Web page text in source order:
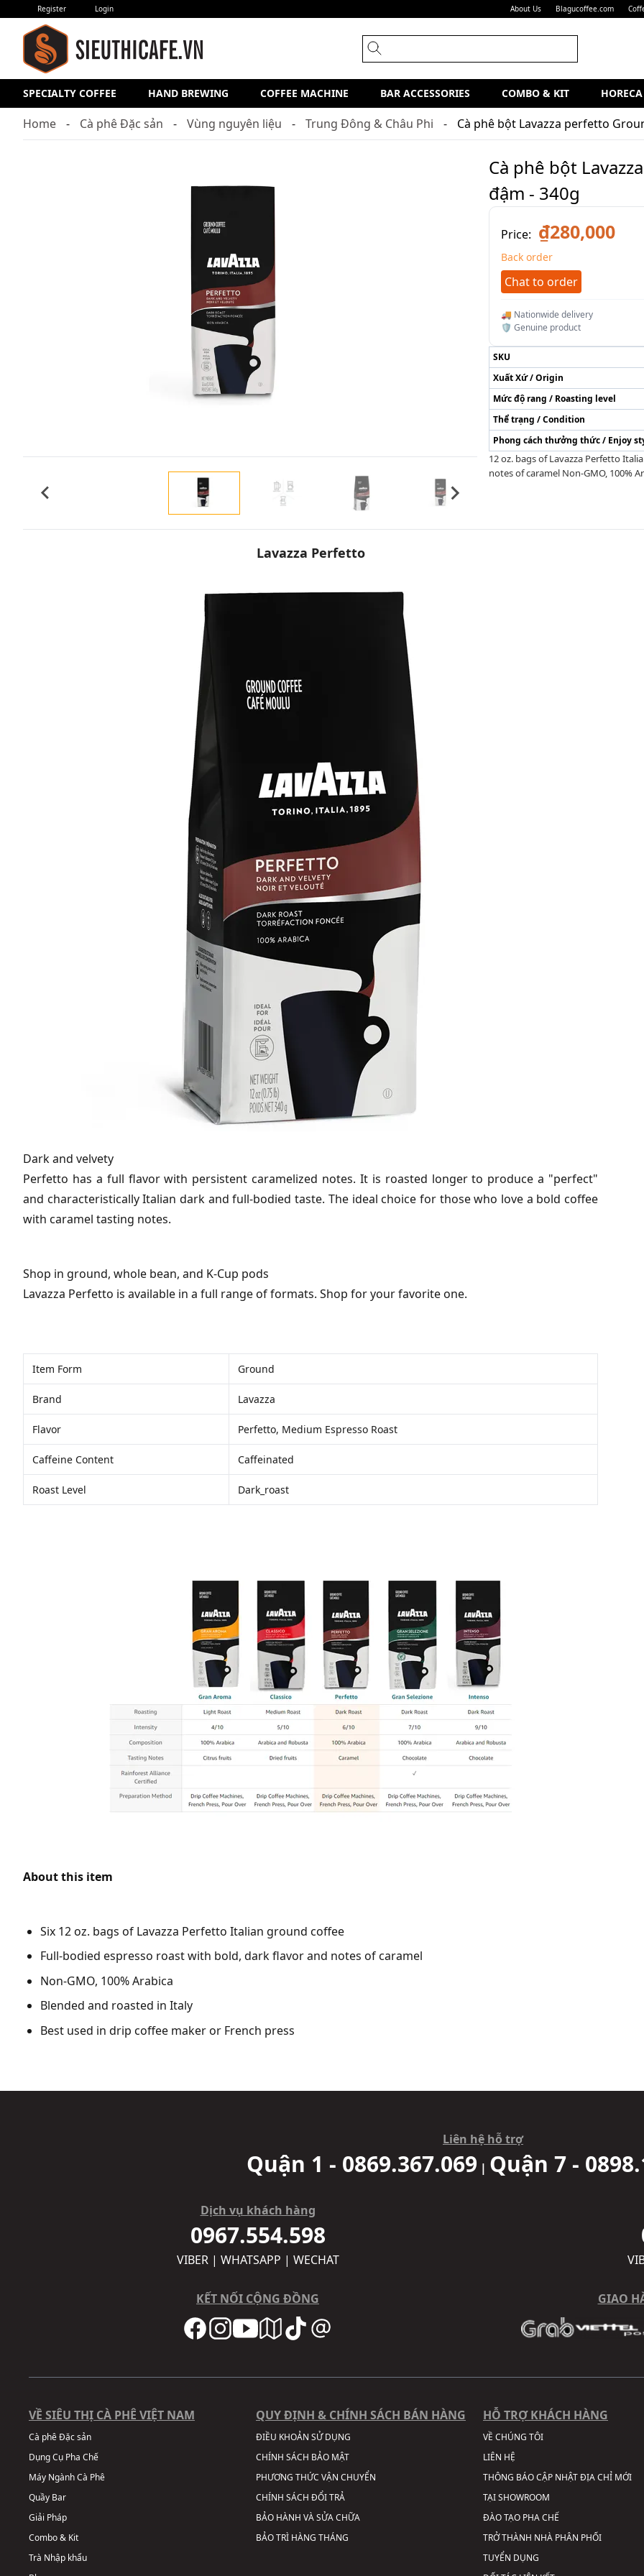
Register Login About Us Blagucoffee.com
SPECIALTY COFFEE HAND BREWING COFFEE MACHINE BAR ACCESSORIES COMBO & KIT HORECA
Home Cà phê Đặc sản Vùng nguyên liệu Trung Đông & Châu Phi Cà phê bột Lavazza perfetto
Cà phê bột
đậm - 340g
Price: ₫280,000
Back order
Chat to order
🚚 Nationwide delivery
🛡️ Genuine product
SKU
Xuất Xứ / Origin
Mức độ rang / Roasting level
Thể trạng / Condition
Phong cách thưởng thức / Enjoy
12 oz. bags of Lavazza Perfetto
notes of caramel Non-GMO, 100%
Lavazza Perfetto
Dark and velvety
Perfetto has a full flavor with persistent caramelized notes. It is roasted longer to produce a "perfect"
and characteristically Italian dark and full-bodied taste. The ideal choice for those who love a bold coffee
with caramel tasting notes.
Shop in ground, whole bean, and K-Cup pods
Lavazza Perfetto is available in a full range of formats. Shop for your favorite one.
Item Form Ground
Brand Lavazza
Flavor Perfetto, Medium Espresso Roast
Caffeine Content Caffeinated
Roast Level Dark_roast
About this item
Six 12 oz. bags of Lavazza Perfetto Italian ground coffee
Full-bodied espresso roast with bold, dark flavor and notes of caramel
Non-GMO, 100% Arabica
Blended and roasted in Italy
Best used in drip coffee maker or French press
Liên hệ hỗ trợ
Quận 1 - 0869.367.069 | Quận 7 -
Dịch vụ khách hàng
0967.554.598
VIBER | WHATSAPP | WECHAT
KẾT NỐI CỘNG ĐỒNG GIAO
VỀ SIÊU THỊ CÀ PHÊ VIỆT NAM
Cà phê Đặc sản
Dụng Cụ Pha Chế
Máy Ngành Cà Phê
Quầy Bar
Giải Pháp
Combo & Kit
Trà Nhập khẩu
QUY ĐỊNH & CHÍNH SÁCH BÁN HÀNG
ĐIỀU KHOẢN SỬ DỤNG
CHÍNH SÁCH BẢO MẬT
PHƯƠNG THỨC VẬN CHUYỂN
CHÍNH SÁCH ĐỔI TRẢ
BẢO HÀNH VÀ SỬA CHỮA
BẢO TRÌ HÀNG THÁNG
HỖ TRỢ KHÁCH HÀNG
VỀ CHÚNG TÔI
LIÊN HỆ
THÔNG BÁO CẬP NHẬT ĐỊA CHỈ MỚI
TẠI SHOWROOM
ĐÀO TẠO PHA CHẾ
TRỞ THÀNH NHÀ PHÂN PHỐI
TUYỂN DỤNG